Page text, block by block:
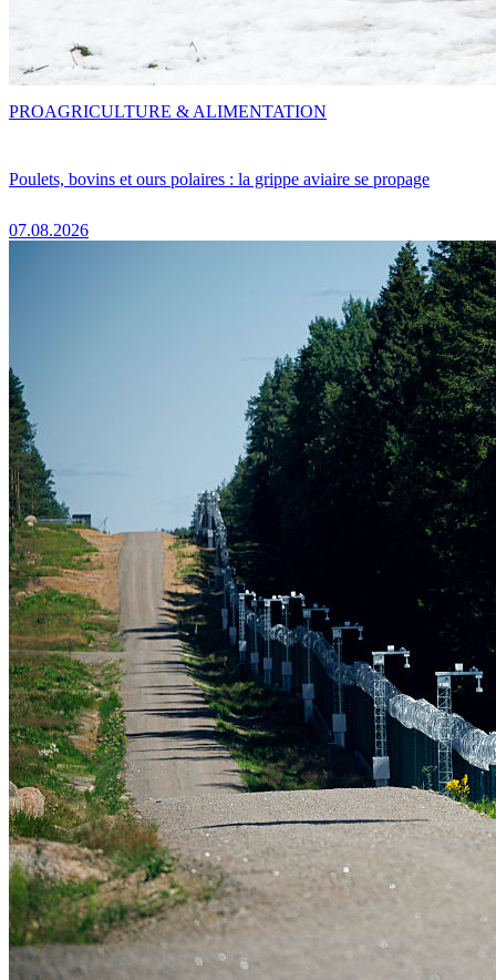
Poulets, bovins et ours polaires : la grippe aviaire se propage
07.08.2026
PROAGRICULTURE & ALIMENTATION